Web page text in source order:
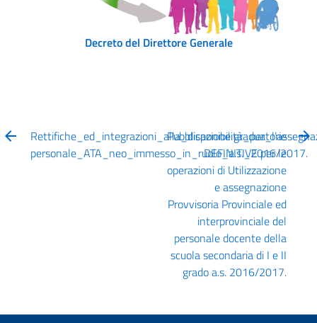
Decreto del Direttore Generale
personale_ATA_neo_immesso_in_ruolo_a.s._2016/2017.
Pubblicazione graduatorie
DEFINITIVE per le
operazioni di Utilizzazione
e assegnazione
Provvisoria Provinciale ed
interprovinciale del
personale docente della
scuola secondaria di I e II
grado a.s. 2016/2017.